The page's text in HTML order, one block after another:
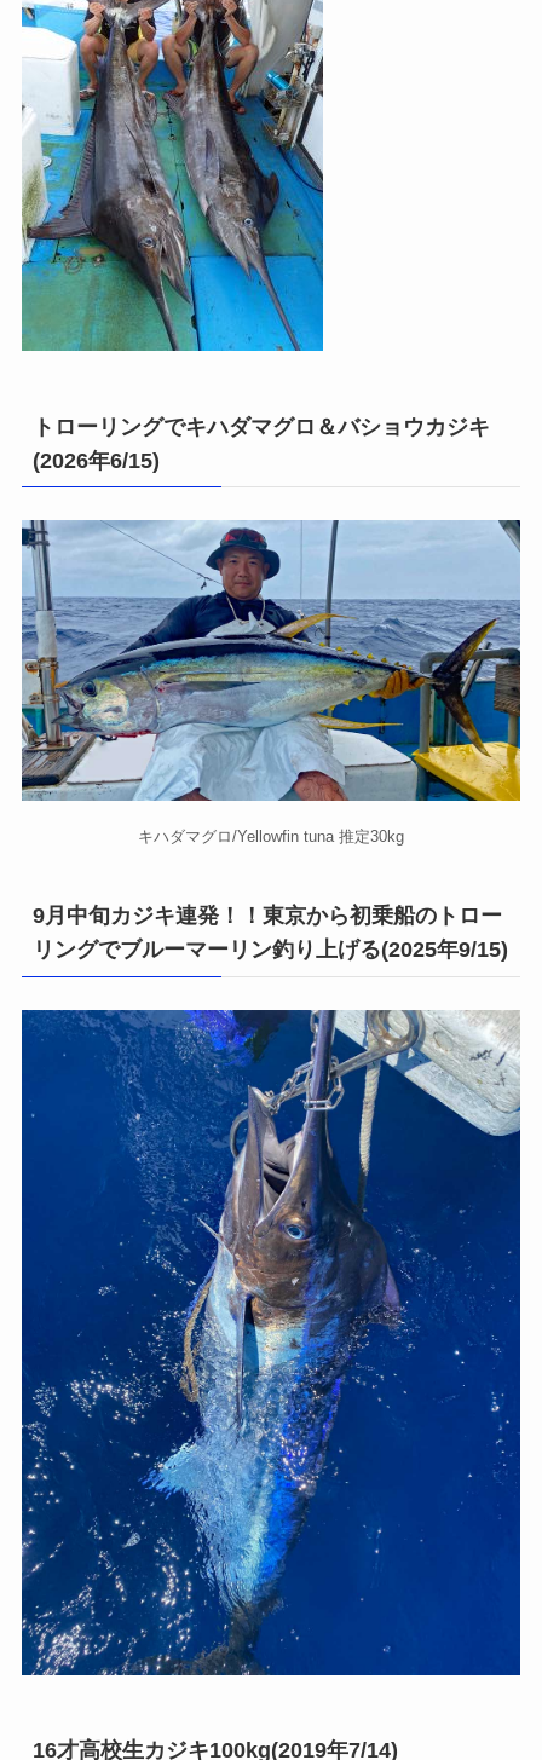
トローリングでキハダマグロ＆バショウカジキ
(2026年6/15)
キハダマグロ/Yellowfin tuna 推定30kg
9月中旬カジキ連発！！東京から初乗船のトロー
リングでブルーマーリン釣り上げる(2025年9/15)
16才高校生カジキ100kg(2019年7/14)